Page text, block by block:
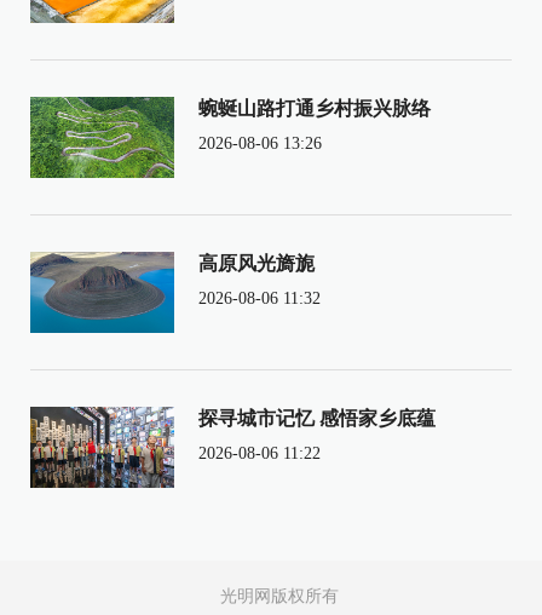
蜿蜒山路打通乡村振兴脉络
2026-08-06 13:26
高原风光旖旎
2026-08-06 11:32
探寻城市记忆 感悟家乡底蕴
2026-08-06 11:22
光明网版权所有